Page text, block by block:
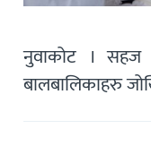
नुवाकोट ।
बालबालिकाहरु